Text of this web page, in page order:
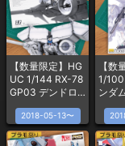
【数量限定】HG
UC 1/144 RX-78
GP03 デンドロ
ビウム
2018-05-13〜
【数
1/
ンダ